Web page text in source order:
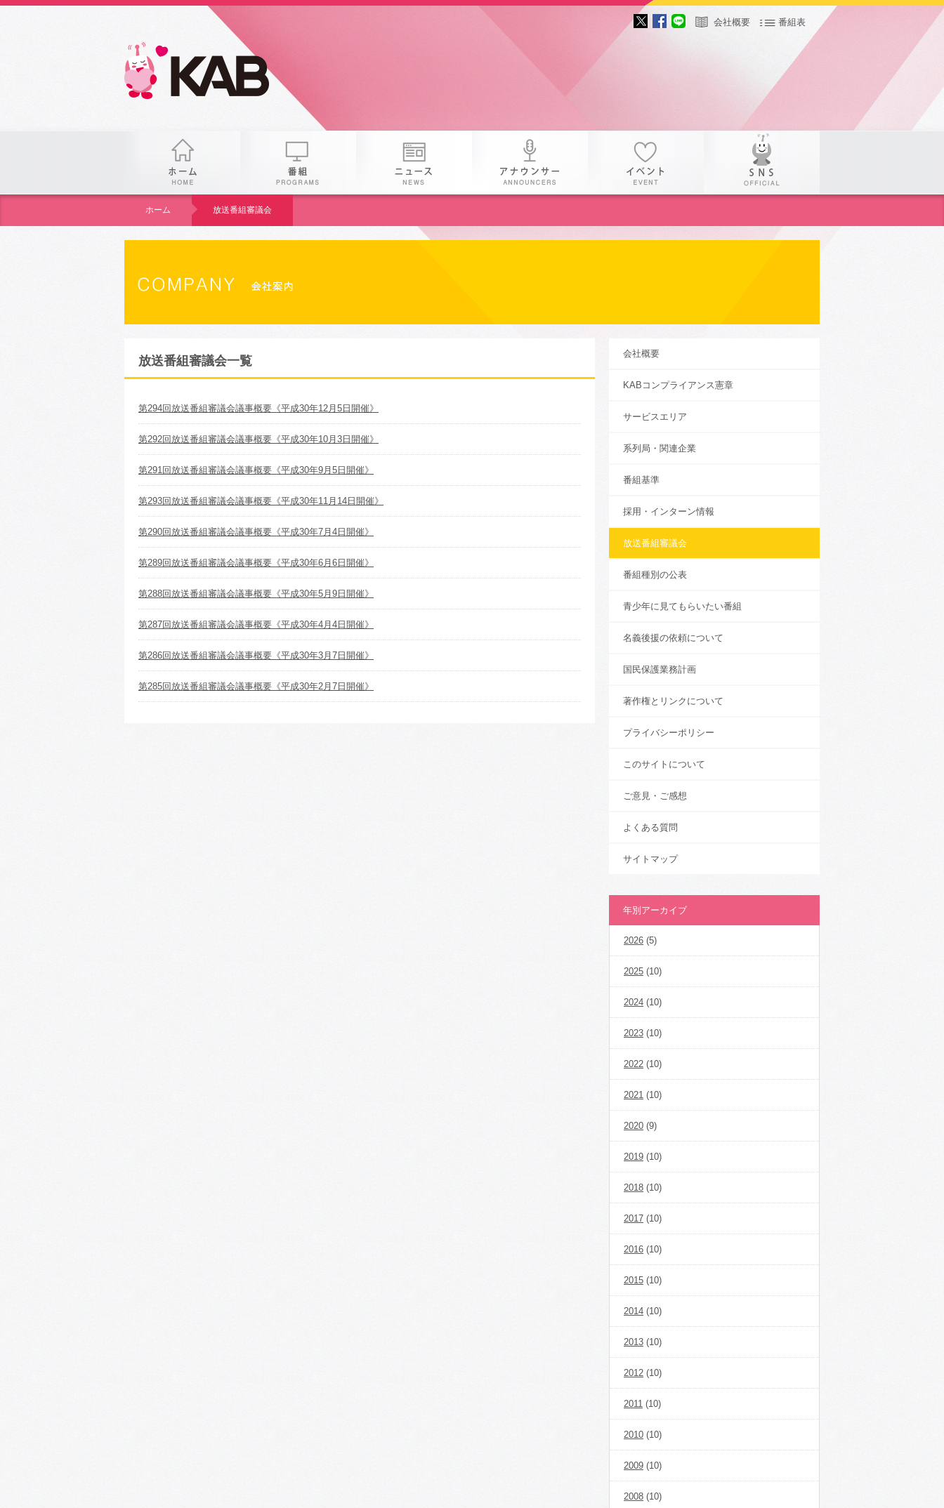
会社概要 番組表
ホーム 放送番組審議会
放送番組審議会一覧
第294回放送番組審議会議事概要《平成30年12月5日開催》
第292回放送番組審議会議事概要《平成30年10月3日開催》
第291回放送番組審議会議事概要《平成30年9月5日開催》
第293回放送番組審議会議事概要《平成30年11月14日開催》
第290回放送番組審議会議事概要《平成30年7月4日開催》
第289回放送番組審議会議事概要《平成30年6月6日開催》
第288回放送番組審議会議事概要《平成30年5月9日開催》
第287回放送番組審議会議事概要《平成30年4月4日開催》
第286回放送番組審議会議事概要《平成30年3月7日開催》
第285回放送番組審議会議事概要《平成30年2月7日開催》
会社概要
KABコンプライアンス憲章
サービスエリア
系列局・関連企業
番組基準
採用・インターン情報
放送番組審議会
番組種別の公表
青少年に見てもらいたい番組
名義後援の依頼について
国民保護業務計画
著作権とリンクについて
プライバシーポリシー
このサイトについて
ご意見・ご感想
よくある質問
サイトマップ
年別アーカイブ
2026 (5)
2025 (10)
2024 (10)
2023 (10)
2022 (10)
2021 (10)
2020 (9)
2019 (10)
2018 (10)
2017 (10)
2016 (10)
2015 (10)
2014 (10)
2013 (10)
2012 (10)
2011 (10)
2010 (10)
2009 (10)
2008 (10)